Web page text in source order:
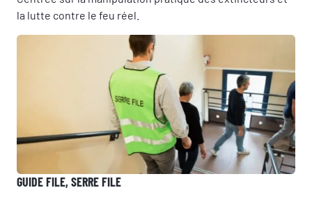
la lutte contre le feu réel.
GUIDE FILE, SERRE FILE